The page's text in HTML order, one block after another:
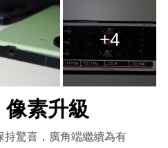
+4
素升級
持驚喜，廣角端繼續為有